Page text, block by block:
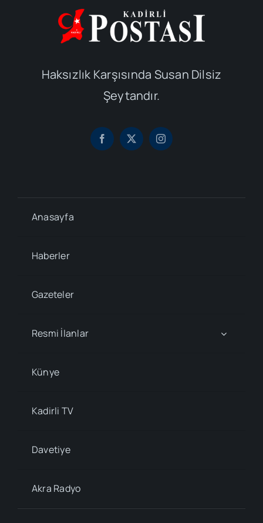
Haksızlık Karşısında Susan Dilsiz
Şeytandır.
Anasayfa
Haberler
Gazeteler
Resmi İlanlar
Künye
Kadirli TV
Davetiye
Akra Radyo